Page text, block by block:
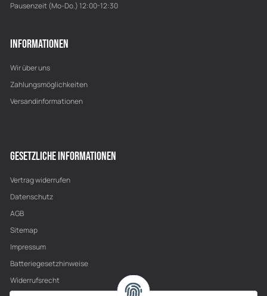
Pausenzeit (Mo-Do.) 12:00-12:30
INFORMATIONEN
Wir über uns
Zahlungsmöglichkeiten
Versandinformationen
GESETZLICHE INFORMATIONEN
Vertrag widerrufen
Datenschutz
AGB
Sitemap
Impressum
Batteriegesetzhinweise
Widerrufsrecht